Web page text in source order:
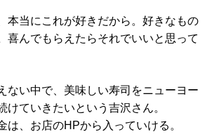
本当にこれが好きだから。好きなもの
喜んでもらえたらそれでいいと思って
ない中で、美味しい寿司をニューヨー
けていきたいという吉沢さん。
は、お店のHPから入っていける。